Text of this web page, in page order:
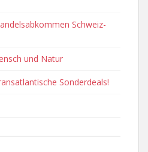
Schweiz-
und Natur
Sonderdeals!